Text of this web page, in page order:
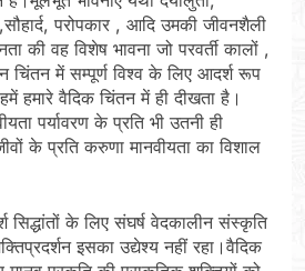
परोपकार , आदि उमकी जीवनशैली
की वह विशेष भावना जो परवर्ती कालों ,
चिंतन में सम्पूर्ण विश्व के लिए आदर्श रूप
हमारे वैदिक चिंतन में ही दीखता है।
पर्यावरण के प्रति भी उतनी ही
के प्रति करुणा मानवीयता का विशाल
के लिए संघर्ष वेदकालीन संस्कृति
इसका उद्येश्य नहीं रहा।वैदिक